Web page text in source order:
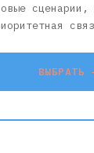
сценарии,
ВЫБРАТЬ